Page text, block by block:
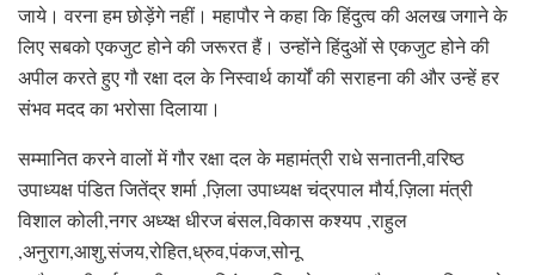
जाये। वरना हम छोड़ेंगे नहीं। महापौर ने कहा कि हिंदुत्व की अलख जगाने के
लिए सबको एकजुट होने की जरूरत हैं। उन्होंने हिंदुओं से एकजुट होने की
अपील करते हुए गौ रक्षा दल के निस्वार्थ कार्यों की सराहना की और उन्हें हर
संभव मदद का भरोसा दिलाया।
सम्मानित करने वालों में गौर रक्षा दल के महामंत्री राधे सनातनी,वरिष्ठ
उपाध्यक्ष पंडित जितेंद्र शर्मा ,ज़िला उपाध्यक्ष चंद्रपाल मौर्य,ज़िला मंत्री
विशाल कोली,नगर अध्य्क्ष धीरज बंसल,विकास कश्यप ,राहुल
,अनुराग,आशु,संजय,रोहित,ध्रुव,पंकज,सोनू